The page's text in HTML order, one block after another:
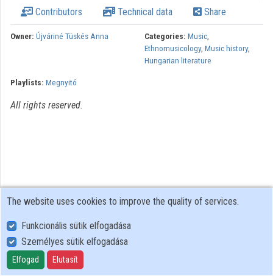
Organizations
Contributors Technical data Share
Owner: Újváriné Tüskés Anna Categories: Music,
Ethnomusicology, Music history,
Hungarian literature
Playlists: Megnyitó
All rights reserved.
User Policy
Adatkezelési tájékoztató (en)
Cookie Policy
The website uses cookies to improve the quality of services.
Funkcionális sütik elfogadása
Személyes sütik elfogadása
Elfogad Elutasít